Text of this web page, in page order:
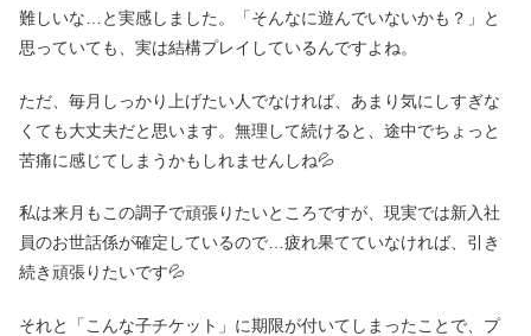
難しいな…と実感しました。「そんなに遊んでいないかも？」と
思っていても、実は結構プレイしているんですよね。
ただ、毎月しっかり上げたい人でなければ、あまり気にしすぎな
くても大丈夫だと思います。無理して続けると、途中でちょっと
苦痛に感じてしまうかもしれませんしね💦
私は来月もこの調子で頑張りたいところですが、現実では新入社
員のお世話係が確定しているので…疲れ果てていなければ、引き
続き頑張りたいです💦
それと「こんな子チケット」に期限が付いてしまったことで、プ